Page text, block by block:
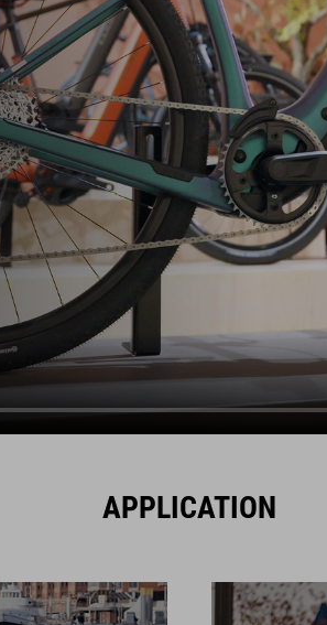
APPLICATION